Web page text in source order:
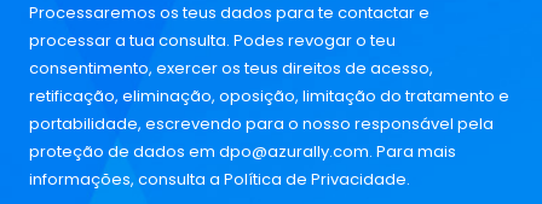
Processaremos os teus dados para te contactar e
processar a tua consulta. Podes revogar o teu
consentimento, exercer os teus direitos de acesso,
retificação, eliminação, oposição, limitação do tratamento e
portabilidade, escrevendo para o nosso responsável pela
proteção de dados em dpo@azurally.com. Para mais
informações, consulta a Política de Privacidade.